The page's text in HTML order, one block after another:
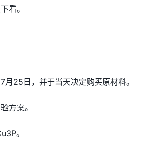
看。
25日，并于当天决定购买原材料。
方案。
。